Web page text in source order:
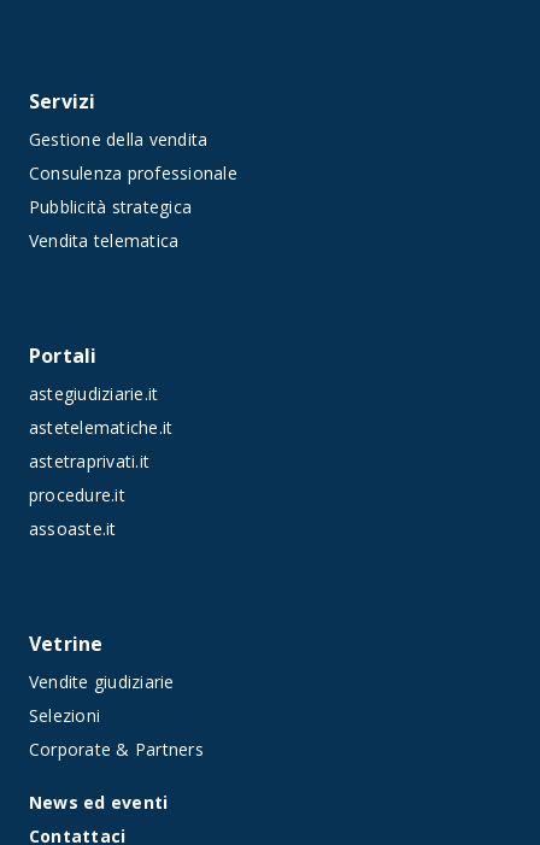
Servizi
Gestione della vendita
Consulenza professionale
Pubblicità strategica
Vendita telematica
Portali
astegiudiziarie.it
astetelematiche.it
astetraprivati.it
procedure.it
assoaste.it
Vetrine
Vendite giudiziarie
Selezioni
Corporate & Partners
News ed eventi
Contattaci